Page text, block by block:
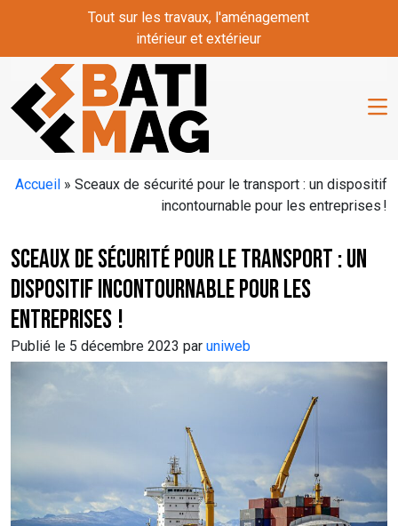
Skip to main contentTout sur les travaux, l'aménagement
intérieur et extérieur
Accueil » Sceaux de sécurité pour le transport : un dispositif
incontournable pour les entreprises !
Sceaux de sécurité pour le transport : un
dispositif incontournable pour les
entreprises !
Publié le 5 décembre 2023 par uniweb